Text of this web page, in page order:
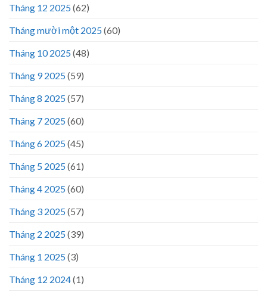
Tháng 12 2025(62)
Tháng mười một 2025(60)
Tháng 10 2025(48)
Tháng 9 2025(59)
Tháng 8 2025(57)
Tháng 7 2025(60)
Tháng 6 2025(45)
Tháng 5 2025(61)
Tháng 4 2025(60)
Tháng 3 2025(57)
Tháng 2 2025(39)
Tháng 1 2025(3)
Tháng 12 2024(1)